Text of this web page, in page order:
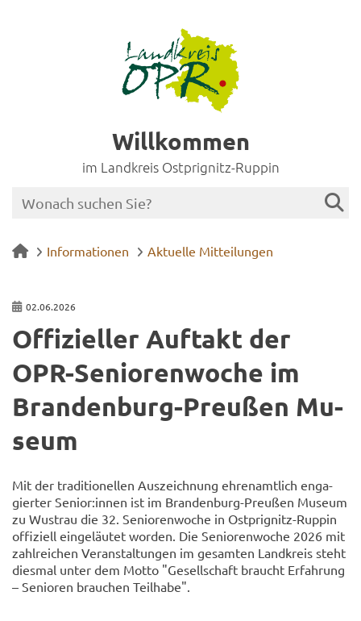
Willkommen
im Landkreis Ostprignitz-Ruppin
Informationen Aktuelle Mitteilungen
02.06.2026
Of­fi­zi­el­ler Auf­takt der
OPR-​Seniorenwoche im
Brandenburg-​Preußen Mu­
se­um
Mit der tra­di­tio­nel­len Aus­zeich­nung eh­ren­amt­lich en­ga­
gier­ter Se­ni­or:innen ist im Brandenburg-​Preußen Mu­se­um
zu Wus­trau die 32. Se­nio­ren­wo­che in Ostprignitz-​Ruppin
of­fi­zi­ell ein­ge­läu­tet wor­den. Die Se­nio­ren­wo­che 2026 mit
zahl­rei­chen Ver­an­stal­tun­gen im ge­sam­ten Land­kreis steht
dies­mal unter dem Motto "Ge­sell­schaft braucht Er­fah­rung
– Se­nio­ren brau­chen Teil­ha­be".